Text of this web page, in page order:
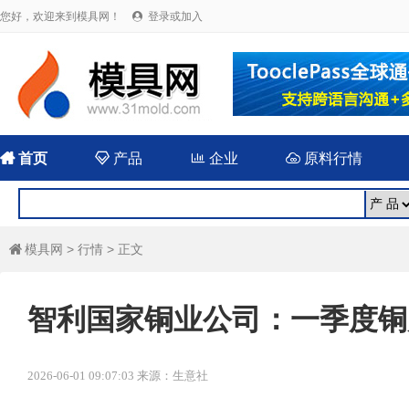
您好，欢迎来到模具网！  登录或加入
首页  产品 企业 原料行情
 模具网 > 行情 > 正文
智利国家铜业公司：一季度
2026-06-01 09:07:03 来源：生意社